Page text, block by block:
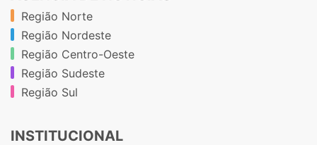
Região Norte
Região Nordeste
Região Centro-Oeste
Região Sudeste
Região Sul
INSTITUCIONAL